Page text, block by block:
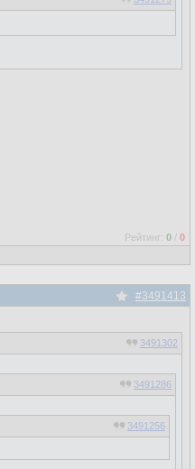
Рейтинг: 0 / 0
#3491413
3491302
3491286
3491256